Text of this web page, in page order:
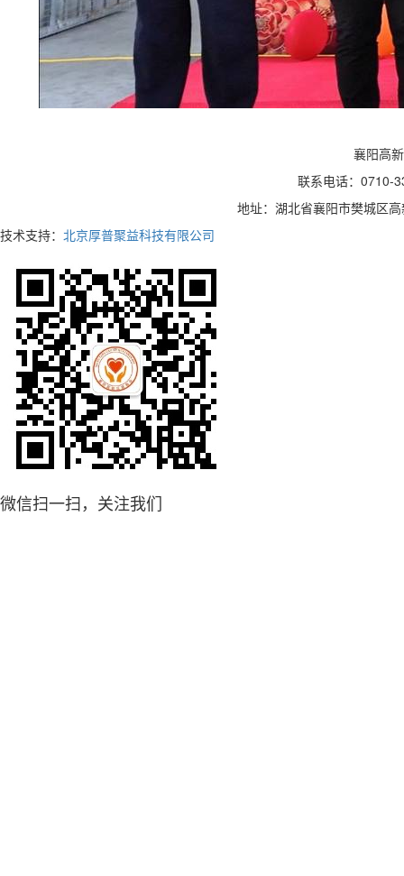
襄阳高
联系电话：
地址：湖北省襄阳市樊城区
技术支持： 北京厚普聚益科技有限公司
微信扫一扫，关注我们